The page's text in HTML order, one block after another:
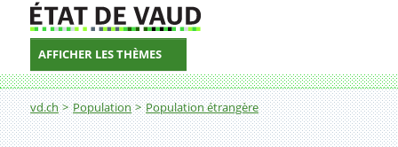
AFFICHER LES THÈMES
Fil d'Ariane
vd.ch Population Population étrangère